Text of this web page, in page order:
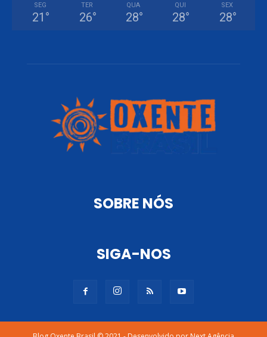
SEG
21 °
TER
26°
QUA
28°
QUI
28°
SEX
28°
SOBRE NÓS
SIGA-NOS